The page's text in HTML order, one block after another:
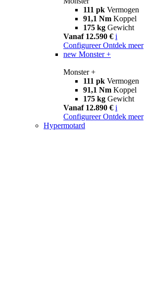
111 pk Vermogen
91,1 Nm Koppel
175 kg Gewicht
Vanaf 12.590 € i
Configureer Ontdek meer
new Monster +
Monster +
111 pk Vermogen
91,1 Nm Koppel
175 kg Gewicht
Vanaf 12.890 € i
Configureer Ontdek meer
Hypermotard